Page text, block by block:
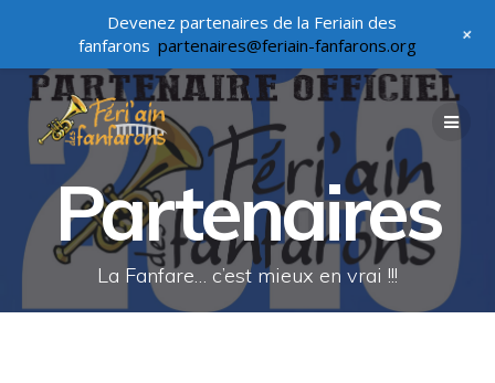
Passer
au
contenu
Partenaires
La Fanfare… c’est mieux en vrai !!!
Devenez partenaires de la Feriain des
fanfarons partenaires@feriain-fanfarons.org +